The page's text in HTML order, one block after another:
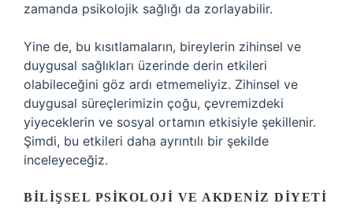
zamanda psikolojik sağlığı da zorlayabilir.
Yine de, bu kısıtlamaların, bireylerin zihinsel ve
duygusal sağlıkları üzerinde derin etkileri
olabileceğini göz ardı etmemeliyiz. Zihinsel ve
duygusal süreçlerimizin çoğu, çevremizdeki
yiyeceklerin ve sosyal ortamın etkisiyle şekillenir.
Şimdi, bu etkileri daha ayrıntılı bir şekilde
inceleyeceğiz.
BILIŞSEL PSIKOLOJI VE AKDENIZ DIYETI